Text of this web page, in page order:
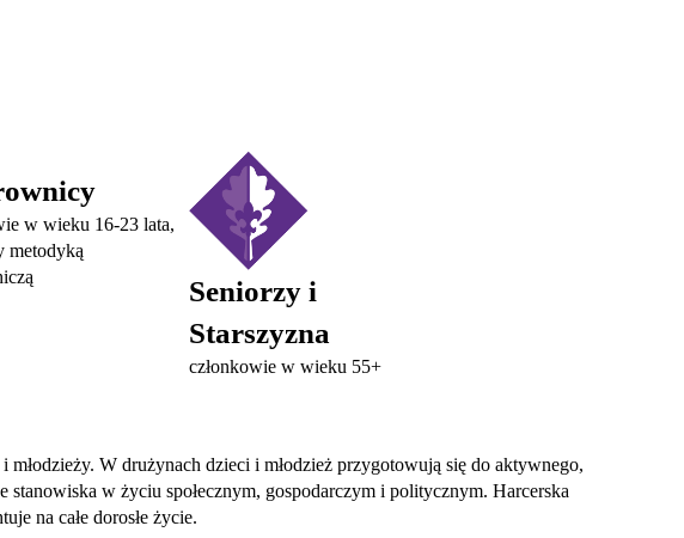
w wieku 16-23 lata,
metodyką
Seniorzy i
Starszyzna
członkowie w wieku 55+
W drużynach dzieci i młodzież przygotowują się do aktywnego,
stanowiska w życiu społecznym, gospodarczym i politycznym. Harcerska
na całe dorosłe życie.